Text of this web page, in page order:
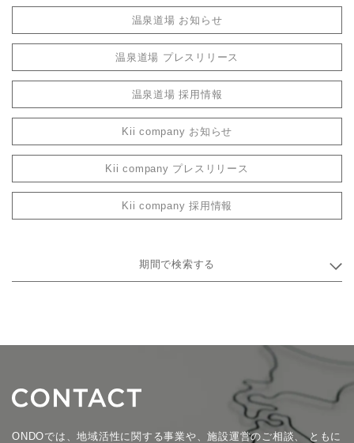
温泉道場 お知らせ
温泉道場 プレスリリース
温泉道場 採用情報
Kii company お知らせ
Kii company プレスリリース
Kii company 採用情報
期間で検索する
ONDOでは、地域活性に関する事業や、施設運営のご相談、ともに